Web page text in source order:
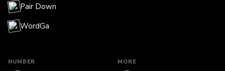
Pair Down
WordGa
NUMBER MORE